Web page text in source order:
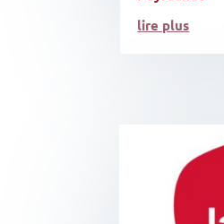
lire plus